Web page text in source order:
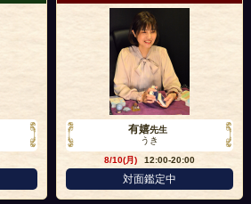
有嬉先生
うき
8/10(月)
12:00-20:00
対面鑑定中